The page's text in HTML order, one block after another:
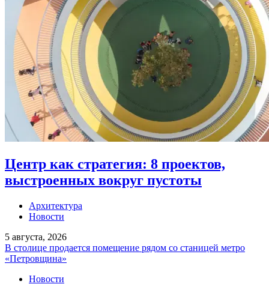
Центр как стратегия: 8 проектов,
выстроенных вокруг пустоты
Архитектура
Новости
5 августа, 2026
В столице продается помещение рядом со станицей метро
«Петровщина»
Новости